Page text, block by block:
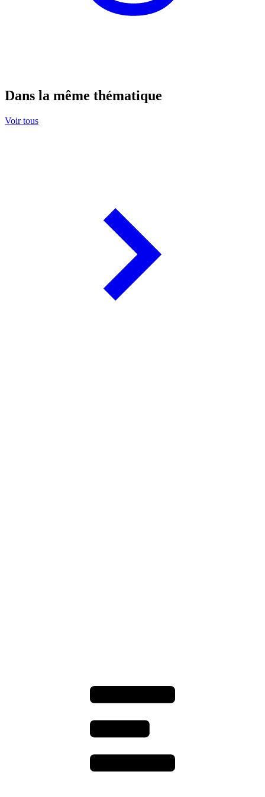
Dans la même thématique
Voir tous